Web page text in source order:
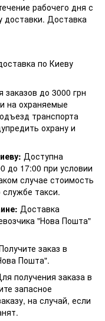
рабочего дня с
доставки. Доставка
по Киеву
до 3000 грн
на охраняемые
транспорта
охрану и
Доступна
до 17:00 при условии
случае стоимость
такси.
Доставка
"Нова Пошта"
заказ в
Пошта".
получения заказа в
запасное
на случай, если